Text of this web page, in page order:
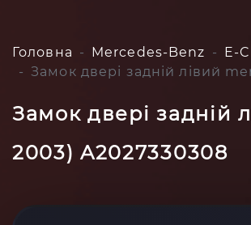
Головна Mercedes-Benz
E-
Замок двері задній лівий
Замок двері задній
2003) A2027330308